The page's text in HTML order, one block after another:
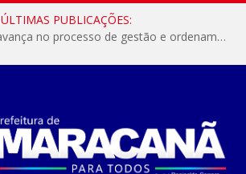
ÚLTIMAS PUBLICAÇÕES:
Resex Maracanã avança no processo de gestão e ordenamento do turismo em nossas áreas protegidas.